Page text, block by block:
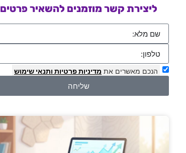
ליצירת קשר מוזמנים להשאיר פרטים
הנכם מאשרים את מדיניות פרטיות ותנאי שימוש
שליחה